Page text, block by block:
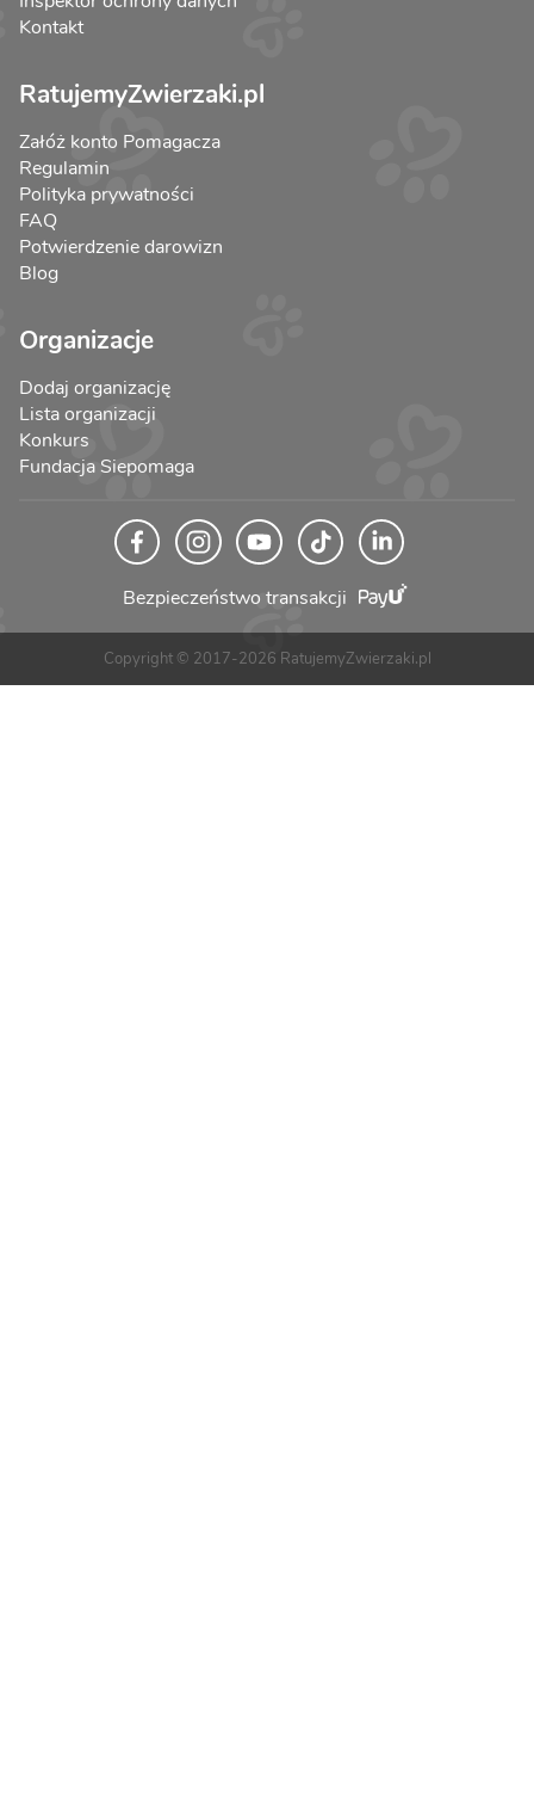
Kontakt
RatujemyZwierzaki.pl
Załóż konto Pomagacza
Regulamin
Polityka prywatności
FAQ
Potwierdzenie darowizn
Blog
Organizacje
Dodaj organizację
Lista organizacji
Konkurs
Fundacja Siepomaga
Bezpieczeństwo transakcji
Copyright © 2017-2026 RatujemyZwierzaki.pl